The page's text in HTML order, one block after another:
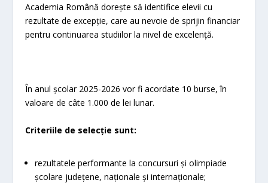
Academia Română dorește să identifice elevii cu
rezultate de excepție, care au nevoie de sprijin financiar
pentru continuarea studiilor la nivel de excelență.
În anul școlar 2025-2026 vor fi acordate 10 burse, în
valoare de câte 1.000 de lei lunar.
Criteriile de selecție sunt:
rezultatele performante la concursuri și olimpiade
școlare județene, naționale și internaționale;